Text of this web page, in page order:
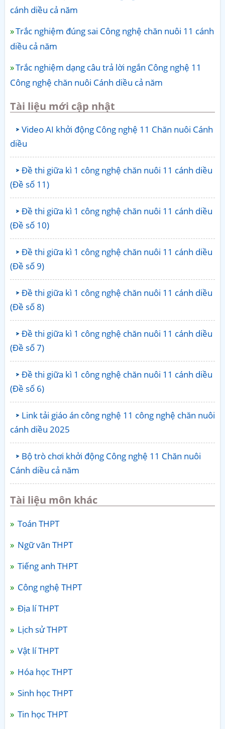
cánh diều cả năm
Trắc nghiệm đúng sai Công nghệ chăn nuôi 11 cánh
diều cả năm
Trắc nghiệm dạng câu trả lời ngắn Công nghệ 11
Công nghệ chăn nuôi Cánh diều cả năm
Tài liệu mới cập nhật
Video AI khởi động Công nghệ 11 Chăn nuôi Cánh
diều
Đề thi giữa kì 1 công nghệ chăn nuôi 11 cánh diều
(Đề số 11)
Đề thi giữa kì 1 công nghệ chăn nuôi 11 cánh diều
(Đề số 10)
Đề thi giữa kì 1 công nghệ chăn nuôi 11 cánh diều
(Đề số 9)
Đề thi giữa kì 1 công nghệ chăn nuôi 11 cánh diều
(Đề số 8)
Đề thi giữa kì 1 công nghệ chăn nuôi 11 cánh diều
(Đề số 7)
Đề thi giữa kì 1 công nghệ chăn nuôi 11 cánh diều
(Đề số 6)
Link tải giáo án công nghệ 11 công nghệ chăn nuôi
cánh diều 2025
Bộ trò chơi khởi động Công nghệ 11 Chăn nuôi
Cánh diều cả năm
Tài liệu môn khác
Toán THPT
Ngữ văn THPT
Tiếng anh THPT
Công nghệ THPT
Địa lí THPT
Lịch sử THPT
Vật lí THPT
Hóa học THPT
Sinh học THPT
Tin học THPT